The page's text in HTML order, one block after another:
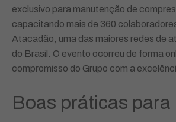
exclusivo para manutenção de
capacitando mais de 360
Atacadão, uma das maiores redes de
do Brasil. O evento ocorreu de forma
compromisso do Grupo com a
Boas práticas para